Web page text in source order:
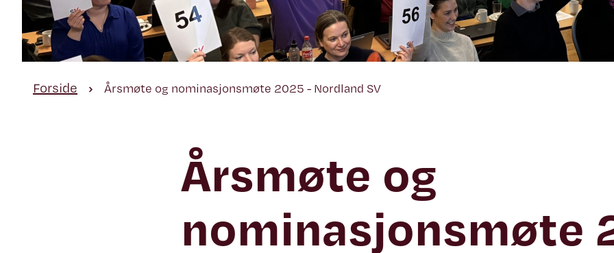
Forside Årsmøte og nominasjonsmøte 2025 - Nordland SV
Årsmøte og
nominasjonsmøte